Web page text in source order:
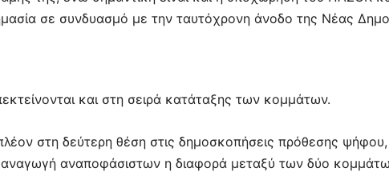
σε συνδυασμό με την ταυτόχρονη άνοδο της Νέας
και στη σειρά κατάταξης των κομμάτων.
στη δεύτερη θέση στις δημοσκοπήσεις πρόθεσης ψήφου,
αναποφάσιστων η διαφορά μεταξύ των δύο